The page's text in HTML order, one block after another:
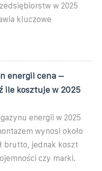
w 2025
kluczowe
energii cena –
ile kosztuje w 2025
energii w 2025
wynosi około
brutto, jednak koszt
czy marki.